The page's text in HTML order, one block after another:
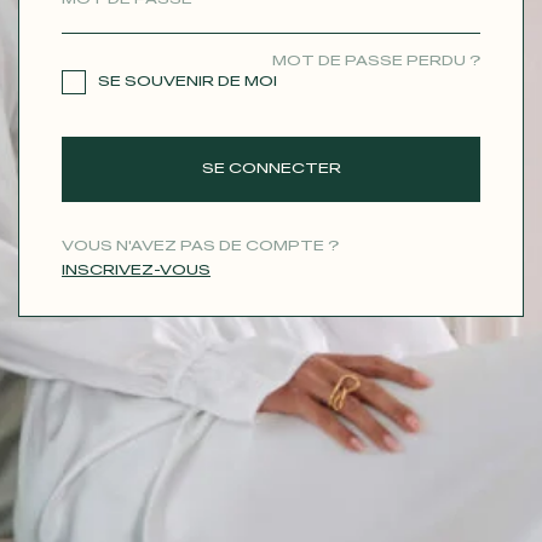
MOT DE PASSE PERDU ?
SE SOUVENIR DE MOI
SE CONNECTER
VOUS N'AVEZ PAS DE COMPTE ?
INSCRIVEZ-VOUS